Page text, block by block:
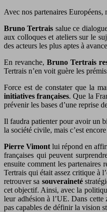
Avec nos partenaires
Bruno Tertrais salue ce
aux colloques et ateliers sur le
des acteurs les plus aptes à
En revanche,Bruno Tertrais
Tertrais n’en voit guère les
Force est de constater que la
initiatives françaises. Que la
prévenir les bases d’une reprise
Il faudra patienter pour avoir un
la société civile, mais c’est
Pierre Vimont lui répond en
françaises qui peuvent
ensuite comment les partenaires
Tertrais qui était assez critique à
retrouver sa souveraineté
cet objectif. Ainsi, avec la
leur adhésion à l’UE. Dans
pas capables de définir la vision